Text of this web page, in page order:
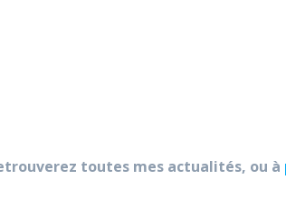
toutes mes actualités, ou à